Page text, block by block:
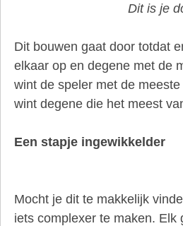
Dit is je
Dit bouwen gaat door totdat
elkaar op en degene met de
wint de speler met de
wint degene die het meest
Een stapje ingewikkelder
Mocht je dit te makkelijk
iets complexer te maken.